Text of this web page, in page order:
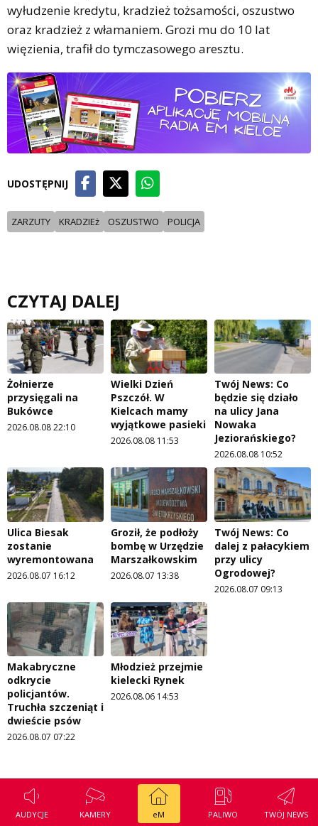
AUDYCJE KAMERY eM PALIWO TWÓJ NEWS
wyłudzenie kredytu, kradzież tożsamości, oszustwo
oraz kradzież z włamaniem. Grozi mu do 10 lat
więzienia, trafił do tymczasowego aresztu.
UDOSTĘPNIJ
ZARZUTY KRADZIEż OSZUSTWO POLICJA
CZYTAJ DALEJ
Żołnierze
przysięgali na
Bukówce
2026.08.08 22:10
Wielki Dzień
Pszczół. W
Kielcach mamy
wyjątkowe pasieki
2026.08.08 11:53
Twój News: Co
będzie się działo
na ulicy Jana
Nowaka
Jeziorańskiego?
2026.08.08 10:52
Ulica Biesak
zostanie
wyremontowana
2026.08.07 16:12
Groził, że podłoży
bombę w Urzędzie
Marszałkowskim
2026.08.07 13:38
Twój News: Co
dalej z pałacykiem
przy ulicy
Ogrodowej?
2026.08.07 09:13
Makabryczne
odkrycie
policjantów.
Truchła szczeniąt i
dwieście psów
2026.08.07 07:22
Młodzież przejmie
kielecki Rynek
2026.08.06 14:53